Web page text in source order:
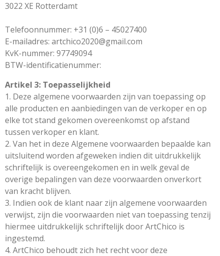
3022 XE Rotterdamt
Telefoonnummer: +31 (0)6 – 45027400
E-mailadres: artchico2020@gmail.com
KvK-nummer: 97749094
BTW-identificatienummer:
Artikel 3: Toepasselijkheid
1. Deze algemene voorwaarden zijn van toepassing op
alle producten en aanbiedingen van de verkoper en op
elke tot stand gekomen overeenkomst op afstand
tussen verkoper en klant.
2. Van het in deze Algemene voorwaarden bepaalde kan
uitsluitend worden afgeweken indien dit uitdrukkelijk
schriftelijk is overeengekomen en in welk geval de
overige bepalingen van deze voorwaarden onverkort
van kracht blijven.
3. Indien ook de klant naar zijn algemene voorwaarden
verwijst, zijn die voorwaarden niet van toepassing tenzij
hiermee uitdrukkelijk schriftelijk door ArtChico is
ingestemd.
4. ArtChico behoudt zich het recht voor deze